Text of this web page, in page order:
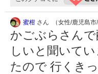
蜜柑 さん （女性/鹿児島市/
かごぶらさん
しいと聞いて
たので 行くき